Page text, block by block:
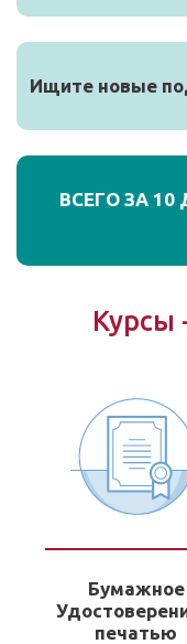
Ищите новые
ВСЕГО ЗА
Курсы
Бумажное
печатью